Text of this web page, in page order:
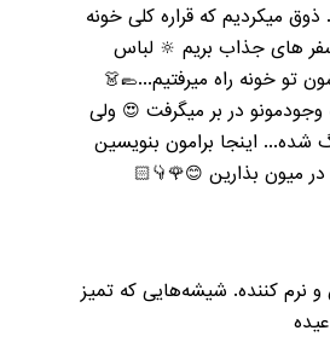
میکردیم که قراره کلی خونه
های جذاب بریم 🔆 لباس
تو خونه راه میرفتیم...🥿👗
در بر میگرفت 😍 ولی
شده... اینجا برامون بنویسین
میون بذارین 😊🌹👇🏻
کننده. شیشه‌هایی که تمیز